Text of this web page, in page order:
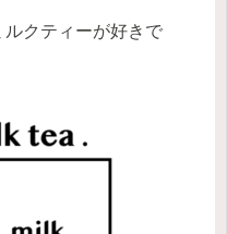
ルクティーが好きで